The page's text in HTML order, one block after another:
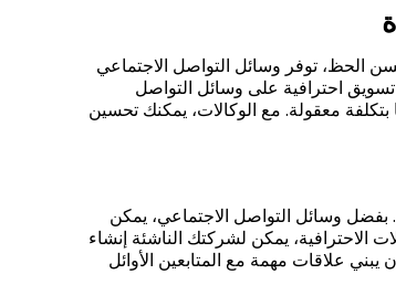
الحظ، توفر وسائل التواصل الاجتماعي
تسويق احترافية على وسائل التواصل
معقولة. مع الوكالات، يمكنك تحسين
بفضل وسائل التواصل الاجتماعي، يمكن
الاحترافية، يمكن لشركتك الناشئة إنشاء
علاقات مهمة مع المتابعين الأوائل